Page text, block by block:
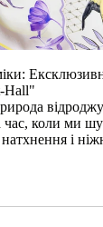
Hall"
час, коли ми
і